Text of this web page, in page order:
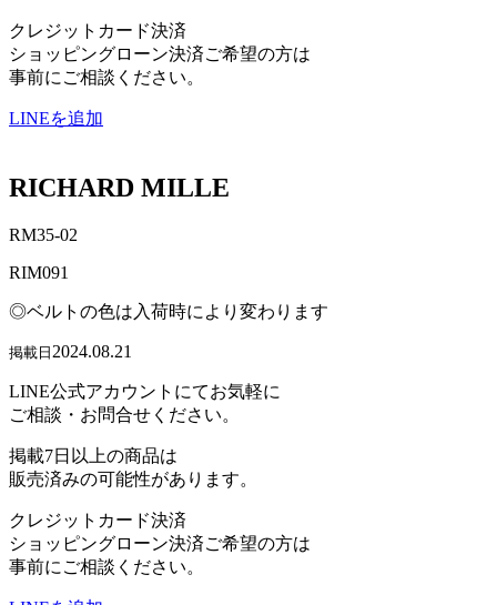
クレジットカード決済
ショッピングローン決済ご希望の方は
事前にご相談ください。
LINEを追加
RICHARD MILLE
RM35-02
RIM091
◎ベルトの色は入荷時により変わります
掲載日 2024.08.21
LINE公式アカウントにてお気軽に
ご相談・お問合せください。
掲載7日以上の商品は
販売済みの可能性があります。
クレジットカード決済
ショッピングローン決済ご希望の方は
事前にご相談ください。